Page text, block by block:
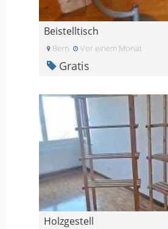
Beistelltisch
Bern Vor einem Monat
Gratis
Holzgestell